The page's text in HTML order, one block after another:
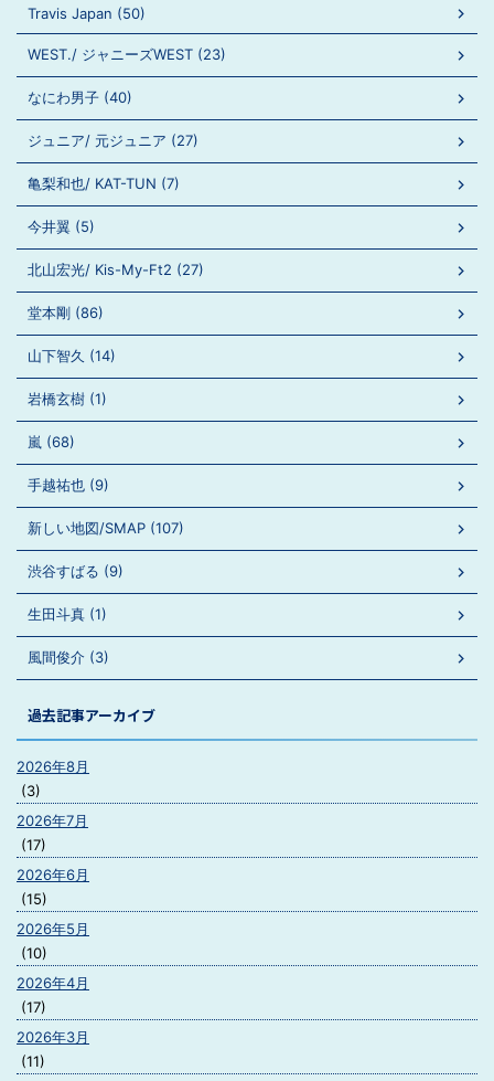
Travis Japan (50)
WEST./ ジャニーズWEST (23)
なにわ男子 (40)
ジュニア/ 元ジュニア (27)
亀梨和也/ KAT-TUN (7)
今井翼 (5)
北山宏光/ Kis-My-Ft2 (27)
堂本剛 (86)
山下智久 (14)
岩橋玄樹 (1)
嵐 (68)
手越祐也 (9)
新しい地図/SMAP (107)
渋谷すばる (9)
生田斗真 (1)
風間俊介 (3)
過去記事アーカイブ
2026年8月
(3)
2026年7月
(17)
2026年6月
(15)
2026年5月
(10)
2026年4月
(17)
2026年3月
(11)